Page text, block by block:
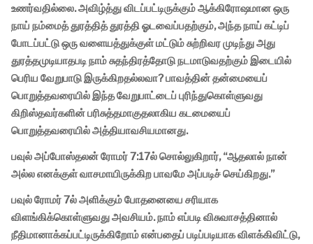
உணர்வதில்லை. அவிழ்த்து விடப்பட்டிருக்கும் ஆக்கிரோஷமான ஒரு
நாய் நம்மைத் துரத்தித் துரத்தி ஓடவைப்பதற்கும், அந்த நாய் கட்டிப்
போடப்பட்டு ஒரு வளையத்துக்குள் மட்டும் சுற்றிவர முடிந்து அது
துரத்தமுடியாதபடி நாம் சுதந்திரத்தோடு நடமாடுவதற்கும் இடையில்
பெரிய வேறுபாடு இருக்கிறதல்லவா? பாவத்தின் தன்மையைப்
பொறுத்தவரையில் இந்த வேறுபாட்டைப் புரிந்துகொள்ளுவது
கிறிஸ்தவர்களின் பரிசுத்தமாகுதலாகிய கடமையைப்
பொறுத்தவரையில் அத்தியாவசியமானது.
பவுல் அப்போஸ்தலன் ரோமர் 7:17ல் சொல்லுகிறார், “ஆதலால் நான்
அல்ல எனக்குள் வாசமாயிருக்கிற பாவமே அப்படிச் செய்கிறது.”
பவுல் ரோமர் 7ல் அளிக்கும் போதனையை சரியாக
விளங்கிக்கொள்ளுவது அவசியம். நாம் எப்படி விசுவாசத்தினால்
நீதிமானாக்கப்பட்டிருக்கிறோம் என்பதைப் படிப்படியாக விளக்கிவிட்டு,